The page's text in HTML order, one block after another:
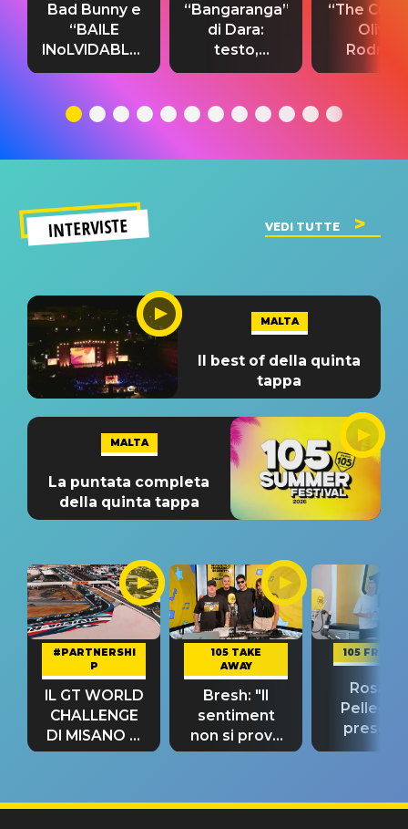
Bad Bunny e
“BAILE
INoLVIDABLE”:
testo,
significato
“Bangaranga”
di Dara:
testo,
traduzione e
del singolo
“The
Olivia
testo,
INTERVISTE VEDI TUTTE
MALTA
Il best of della quinta
tappa
MALTA
La puntata completa
della quinta tappa
#PARTNERSHI
P
IL GT WORLD
CHALLENGE
DI MISANO si
riconferma
105 TAKE
AWAY
Bresh: "Il
sentiment
non si prova
fino alla notte
105
Rosario
“Così